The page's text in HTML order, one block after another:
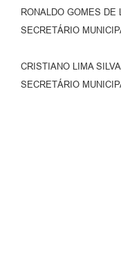
RONALDO GOMES DE
SECRETÁRIO
CRISTIANO LIMA SILVA
SECRETÁRIO